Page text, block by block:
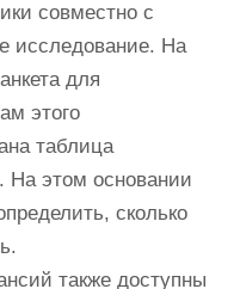
совместно с
исследование. На
для
этого
таблица
На этом основании
сколько
также доступны